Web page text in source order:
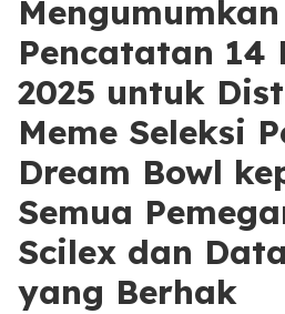
Pencatatan 14
2025 untuk
Meme Seleksi
Dream Bowl
Semua
Scilex dan
yang Berhak